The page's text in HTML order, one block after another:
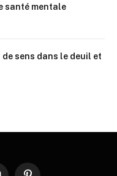
santé mentale
sens dans le deuil et